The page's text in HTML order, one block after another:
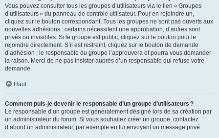
Vous pouvez consulter tous les groupes d’utilisateurs via le lien « Groupes
d’utilisateurs » du panneau de contrôle utilisateur. Pour en rejoindre un,
cliquez sur le bouton correspondant. Tous les groupes ne sont pas ouverts aux
nouvelles adhésions : certains nécessitent une approbation, d’autres sont
privés ou invisibles. Si le groupe est public, cliquez sur le bouton pour le
rejoindre directement. S’il est restreint, cliquez sur le bouton de demande
d’adhésion : le responsable du groupe l’approuvera et pourra vous demander
la raison. Merci de ne pas insister auprès d’un responsable qui refuse votre
demande.
Haut
Comment puis-je devenir le responsable d’un groupe d’utilisateurs ?
Le responsable d’un groupe est généralement désigné lors de sa création par
un administrateur du forum. Si vous souhaitez créer un groupe, contactez
d’abord un administrateur, par exemple en lui envoyant un message privé.